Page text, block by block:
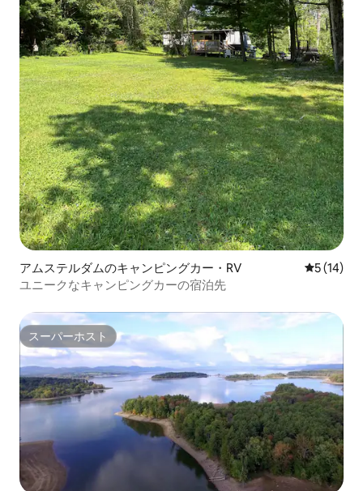
アムステルダムのキャンピングカー・RV レビュー
5 (14)
ユニークなキャンピングカーの宿泊先
スーパーホスト
スーパーホスト